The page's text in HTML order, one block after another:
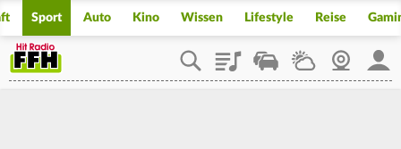
Sport Auto Kino Wissen Lifestyle Reise
PlaylistStaupilotWetterWebcam